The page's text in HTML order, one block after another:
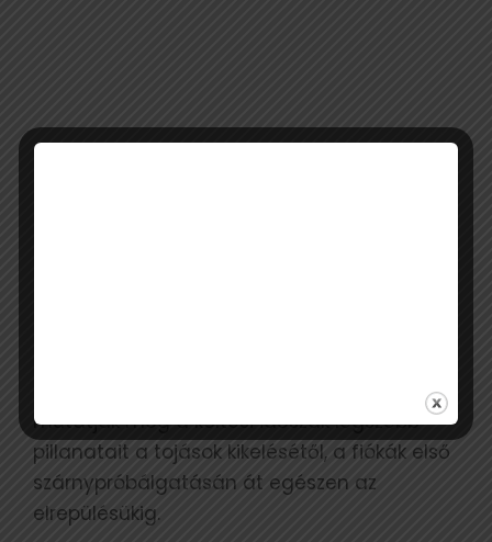
népszerűek Magyarországon, hiszen közelről
mutatják meg a költési időszak legszebb
pillanatait a tojások kikelésétől, a fiókák első
szárnypróbálgatásán át egészen az
elrepülésükig.